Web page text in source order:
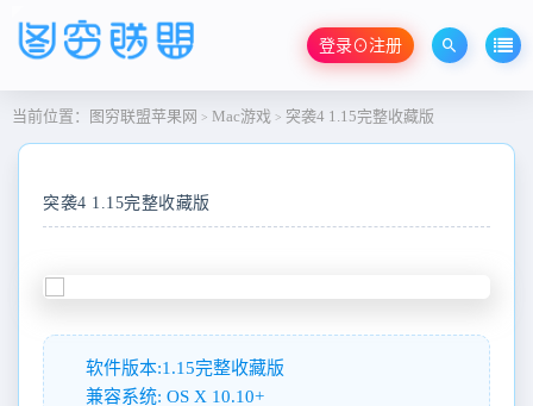
登录⊙注册
当前位置： 图穷联盟苹果网 > Mac游戏 > 突袭4 1.15完整收藏版
突袭4 1.15完整收藏版
软件版本:1.15完整收藏版
兼容系统: OS X 10.10+